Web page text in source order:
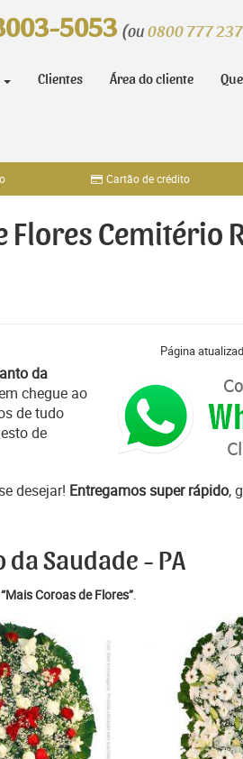
5053 (ou 0800 777
Clientes Área do cliente
Cartão de crédito
Cemitério
Página
da
chegue ao
de tudo
de
desejar! Entregamos super rápido,
Saudade - PA
“Mais Coroas de Flores”.